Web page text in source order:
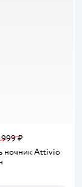
₽
ночник Attivio